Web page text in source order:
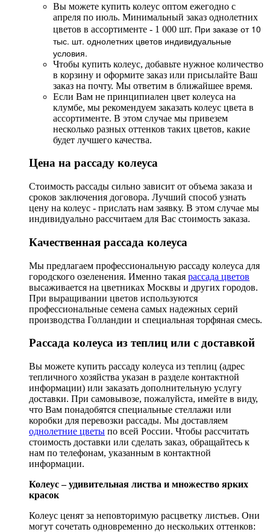
Вы можете купить колеус оптом ежегодно с
апреля по июль. Минимальный заказ однолетних
цветов в ассортименте - 1 000 шт. При заказе от 10
тыс. шт. однолетних цветов индивидуальные
условия.
Чтобы купить колеус, добавьте нужное количество
в корзину и оформите заказ или присылайте Ваш
заказ на почту. Мы ответим в ближайшее время.
Если Вам не принципиален цвет колеуса на
клумбе, мы рекомендуем заказать колеус цвета в
ассортименте. В этом случае мы привезем
несколько разных оттенков таких цветов, какие
будет лучшего качества.
Цена на рассаду колеуса
Стоимость рассады сильно зависит от объема заказа и
сроков заключения договора. Лучший способ узнать
цену на колеус - прислать нам заявку. В этом случае мы
индивидуально рассчитаем для Вас стоимость заказа.
Качественная рассада колеуса
Мы предлагаем профессиональную рассаду колеуса для
городского озеленения. Именно такая рассада цветов
высаживается на цветниках Москвы и других городов.
При выращивании цветов используются
профессиональные семена самых надежных серий
производства Голландии и специальная торфяная смесь.
Рассада колеуса из теплиц или с доставкой
Вы можете купить рассаду колеуса из теплиц (адрес
тепличного хозяйства указан в разделе контактной
информации) или заказать дополнительную услугу
доставки. При самовывозе, пожалуйста, имейте в виду,
что Вам понадобятся специальные стеллажи или
коробки для перевозки рассады. Мы доставляем
однолетние цветы по всей России. Чтобы рассчитать
стоимость доставки или сделать заказ, обращайтесь к
нам по телефонам, указанным в контактной
информации.
Колеус – удивительная листва и множество ярких
красок
Колеус ценят за неповторимую расцветку листьев. Они
могут сочетать одновременно до нескольких оттенков: